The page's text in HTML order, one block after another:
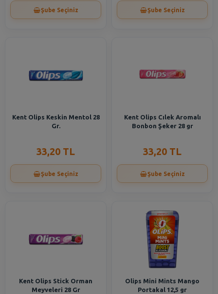
Şube Seçiniz Şube Seçiniz
Kent Olips Keskin Mentol 28
Gr.
33,20 TL
Şube Seçiniz
Kent Olips Cılek Aromalı
Bonbon Şeker 28 gr
33,20 TL
Şube Seçiniz
Kent Olips Stick Orman
Meyveleri 28 Gr
Olips Mini Mints Mango
Portakal 12,5 gr